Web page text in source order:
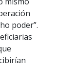
poder”.